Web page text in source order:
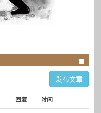
发布文章
回复 时间